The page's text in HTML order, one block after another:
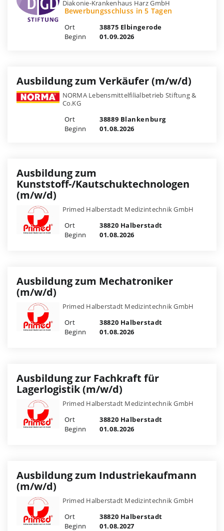
Diakonie-Krankenhaus Harz GmbH
Bewerbungsschluss in 5 Tagen
Ort
38875 Elbingerode
Beginn
01.09.2026
Ausbildung zum Verkäufer (m/w/d)
NORMA Lebensmittelfilialbetrieb Stiftung &
Co.KG
Ort
38889 Blankenburg
Beginn
01.08.2026
Ausbildung zum
Kunststoff-/Kautschuktechnologen
(m/w/d)
Primed Halberstadt Medizintechnik GmbH
Ort
38820 Halberstadt
Beginn
01.08.2026
Ausbildung zum Mechatroniker
(m/w/d)
Primed Halberstadt Medizintechnik GmbH
Ort
38820 Halberstadt
Beginn
01.08.2026
Ausbildung zur Fachkraft für
Lagerlogistik (m/w/d)
Primed Halberstadt Medizintechnik GmbH
Ort
38820 Halberstadt
Beginn
01.08.2026
Ausbildung zum Industriekaufmann
(m/w/d)
Primed Halberstadt Medizintechnik GmbH
Ort
38820 Halberstadt
Beginn
01.08.2027